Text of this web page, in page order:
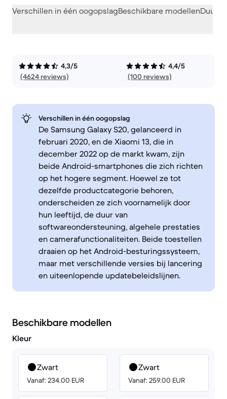
Verschillen in één oogopslagBeschikbare modellen
4,3/5
(4624 reviews)
4,4/5
(100 reviews)
Verschillen in één oogopslag
De Samsung Galaxy S20, gelanceerd in
februari 2020, en de Xiaomi 13, die in
december 2022 op de markt kwam, zijn
beide Android-smartphones die zich richten
op het hogere segment. Hoewel ze tot
dezelfde productcategorie behoren,
onderscheiden ze zich voornamelijk door
hun leeftijd, de duur van
softwareondersteuning, algehele prestaties
en camerafunctionaliteiten. Beide toestellen
draaien op het Android-besturingssysteem,
maar met verschillende versies bij lancering
en uiteenlopende updatebeleidslijnen.
Beschikbare modellen
Kleur
Zwart
Vanaf: 234.00 EUR
Zwart
Vanaf: 259.00 EUR